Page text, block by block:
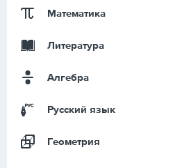
Математика
Литература
Алгебра
Русский язык
Геометрия